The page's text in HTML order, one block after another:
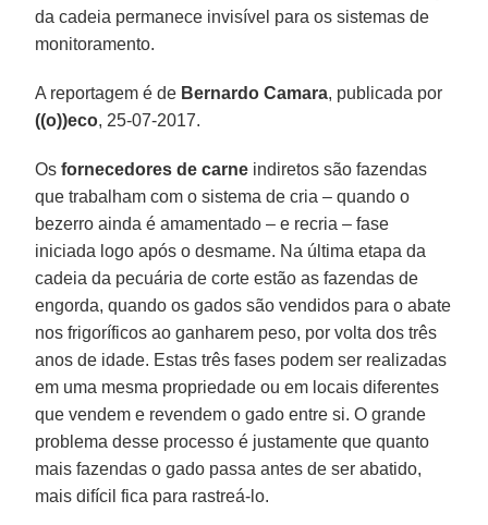
da cadeia permanece invisível para os sistemas de
monitoramento.
A reportagem é de Bernardo Camara, publicada por
((o))eco, 25-07-2017.
Osfornecedores de carne indiretos são fazendas
que trabalham com o sistema de cria – quando o
bezerro ainda é amamentado – e recria – fase
iniciada logo após o desmame. Na última etapa da
cadeia da pecuária de corte estão as fazendas de
engorda, quando os gados são vendidos para o abate
nos frigoríficos ao ganharem peso, por volta dos três
anos de idade. Estas três fases podem ser realizadas
em uma mesma propriedade ou em locais diferentes
que vendem e revendem o gado entre si. O grande
problema desse processo é justamente que quanto
mais fazendas o gado passa antes de ser abatido,
mais difícil fica para rastreá-lo.